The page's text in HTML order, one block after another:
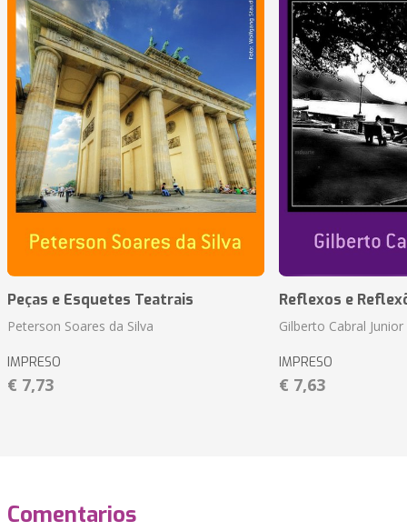
Peças e Esquetes Teatrais
Peterson Soares da Silva
IMPRESO
€ 7,73
Reflexos e
Gilberto Cabral Junior
IMPRESO
€ 7,63
Comentarios